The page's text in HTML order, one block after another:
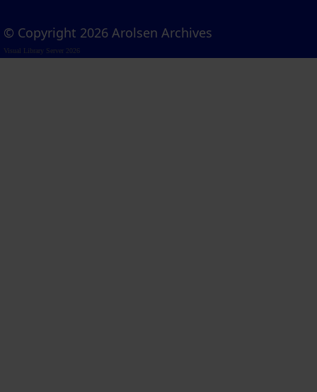
© Copyright 2026 Arolsen Archives
Visual Library Server 2026